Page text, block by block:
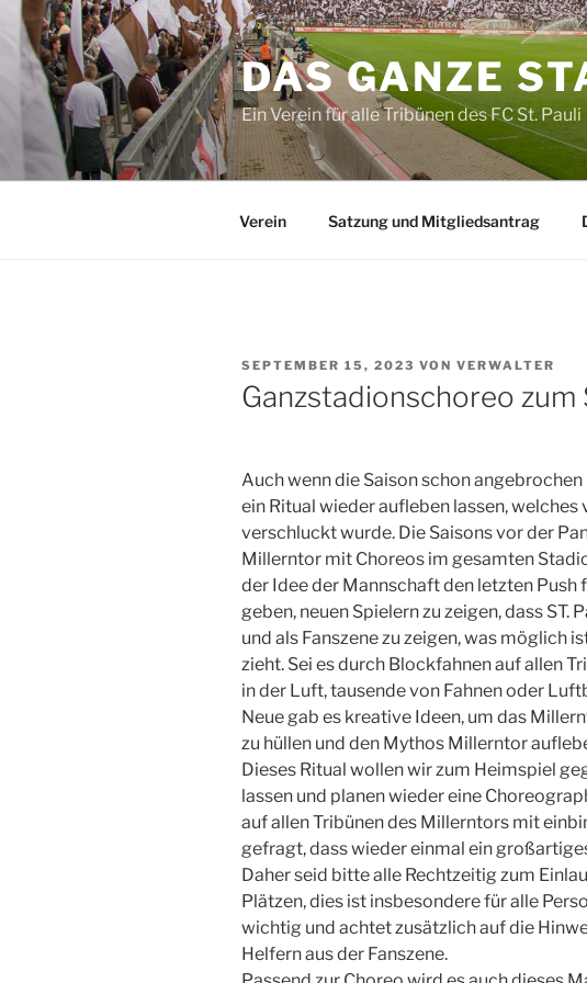
Zum
Inhalt
springen
DAS GANZE
Ein Verein für alle Tribünen des FC St. Pauli
Verein Satzung und Mitgliedsantrag
VERÖFFENTLICHT
AM
SEPTEMBER 15, 2023 VON VERWALTER
Ganzstadionschoreo zum
Auch wenn die Saison schon
ein Ritual wieder aufleben lassen, welches
verschluckt wurde. Die Saisons vor der
Millerntor mit Choreos im gesamten
der Idee der Mannschaft den letzten Push
geben, neuen Spielern zu zeigen, dass ST.
und als Fanszene zu zeigen, was möglich
zieht. Sei es durch Blockfahnen auf allen
in der Luft, tausende von Fahnen oder
Neue gab es kreative Ideen, um das
zu hüllen und den Mythos Millerntor
Dieses Ritual wollen wir zum Heimspiel
lassen und planen wieder eine
auf allen Tribünen des Millerntors mit
gefragt, dass wieder einmal ein
Daher seid bitte alle Rechtzeitig zum
Plätzen, dies ist insbesondere für alle
wichtig und achtet zusätzlich auf die
Helfern aus der Fanszene.